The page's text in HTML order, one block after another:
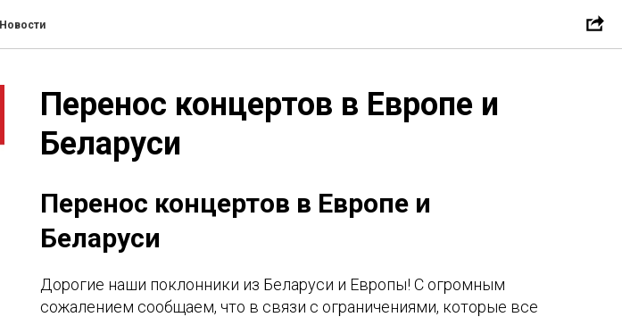
Новости
Перенос концертов в Европе и
Беларуси
Перенос концертов в Европе и
Беларуси
Дорогие наши поклонники из Беларуси и Европы! С огромным
сожалением сообщаем, что в связи с ограничениями, которые все